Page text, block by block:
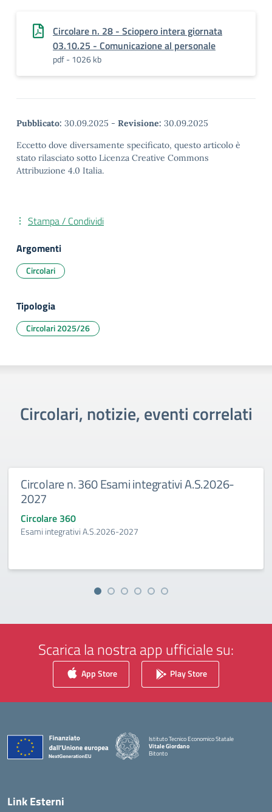
Circolare n. 28 - Sciopero intera giornata
03.10.25 - Comunicazione al personale
pdf - 1026 kb
Pubblicato: 30.09.2025 - Revisione: 30.09.2025
Eccetto dove diversamente specificato, questo articolo è
stato rilasciato sotto Licenza Creative Commons
Attribuzione 4.0 Italia.
Stampa / Condividi
Argomenti
Circolari
Tipologia
Circolari 2025/26
Circolari, notizie, eventi correlati
360 Esami integrativi A.S.2026-
A.S.2026-2027
Scarica la nostra app ufficiale su:
App Store Play Store
Istituto Tecnico Economico Statale
Vitale Giordano
Bitonto
Link Esterni